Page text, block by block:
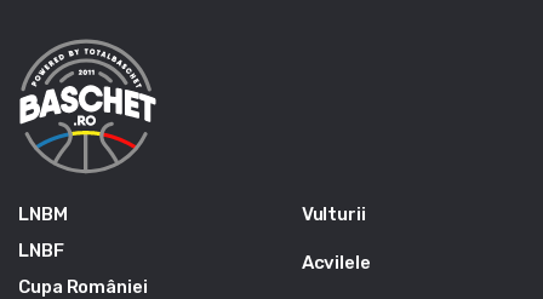
LNBM
LNBF
Cupa României
Vulturii
Acvilele